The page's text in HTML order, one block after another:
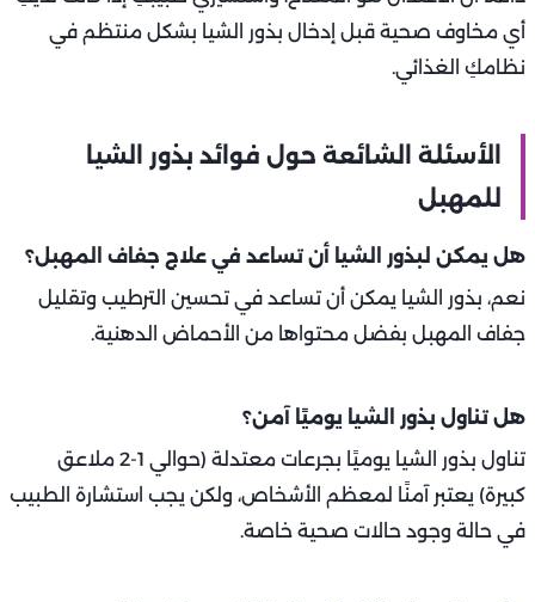
أي مخاوف صحية قبل إدخال بذور الشيا بشكل منتظم في
نظامكِ الغذائي.
الأسئلة الشائعة حول فوائد بذور الشيا
للمهبل
هل يمكن لبذور الشيا أن تساعد في علاج جفاف المهبل؟
نعم، بذور الشيا يمكن أن تساعد في تحسين الترطيب وتقليل
جفاف المهبل بفضل محتواها من الأحماض الدهنية.
هل تناول بذور الشيا يوميًا آمن؟
تناول بذور الشيا يوميًا بجرعات معتدلة (حوالي 1-2 ملاعق
كبيرة) يعتبر آمنًا لمعظم الأشخاص، ولكن يجب استشارة الطبيب
في حالة وجود حالات صحية خاصة.